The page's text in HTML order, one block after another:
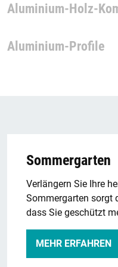
Aluminium-Holz-
Aluminium-Profile
Sommergarten
Verlängern Sie Ihre
Sommergarten sorgt
dass Sie geschützt
MEHR ERFAHREN